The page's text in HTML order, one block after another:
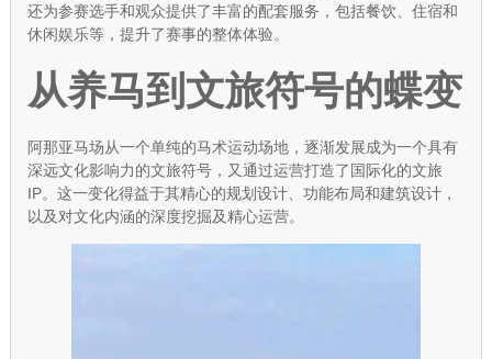
还为参赛选手和观众提供了丰富的配套服务，包括餐饮、住宿和
休闲娱乐等，提升了赛事的整体体验。
从养马到文旅符号的蝶变
阿那亚马场从一个单纯的马术运动场地，逐渐发展成为一个具有
深远文化影响力的文旅符号，又通过运营打造了国际化的文旅
IP。这一变化得益于其精心的规划设计、功能布局和建筑设计，
以及对文化内涵的深度挖掘及精心运营。